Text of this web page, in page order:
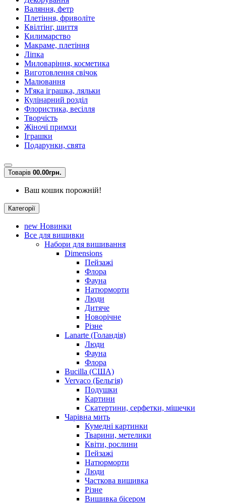
Валяння, фетр
Плетіння, фриволіте
Квілтінг, шиття
Килимарство
Макраме, плетіння
Ліпка
Миловаріння, косметика
Виготовлення свічок
Малювання
М'яка іграшка, ляльки
Кулінарний розділ
Флористика, весілля
Творчість
Жіночі примхи
Іграшки
Подарунки, свята
Товарів 00.00грн.
Ваш кошик порожній!
Категорії
new Новинки
Все для вишивки
Набори для вишивання
Dimensions
Пейзажі
Флора
Фауна
Натюрморти
Люди
Дитяче
Новорічне
Різне
Lanarte (Голандія)
Люди
Фауна
Флора
Bucilla (США)
Vervaco (Бельгія)
Подушки
Картини
Скатертини, серфетки, мішечки
Чарiвна мить
Кумедні картинки
Тварини, метелики
Квіти, рослини
Пейзажі
Натюрморти
Люди
Часткова вишивка
Різне
Вишивка бісером